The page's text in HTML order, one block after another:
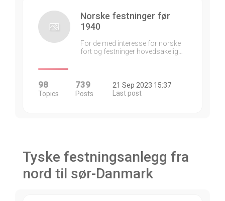
Norske festninger før
1940
For de med interesse for norske
fort og festninger hovedsakelig…
98
Topics
739
Posts
21 Sep 2023 15:37
Last post
Tyske festningsanlegg fra
nord til sør-Danmark